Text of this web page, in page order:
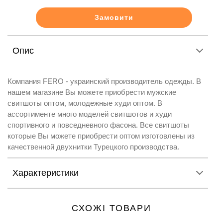
Замовити
Опис
Компания FERO - украинский производитель одежды. В
нашем магазине Вы можете приобрести мужские
свитшоты оптом, молодежные худи оптом. В
ассортименте много моделей свитшотов и худи
спортивного и повседневного фасона. Все свитшоты
которые Вы можете приобрести оптом изготовлены из
качественной двухнитки Турецкого производства.
Характеристики
СХОЖІ ТОВАРИ